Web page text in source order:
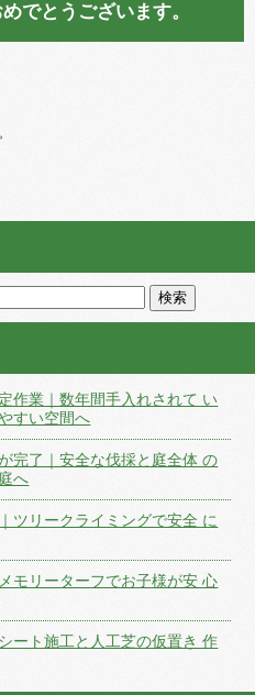
でとうございます。
作業｜数年間手入れされて い
すい空間へ
完了｜安全な伐採と庭全体 の
へ
ツリークライミングで安全 に
モリーターフでお子様が安 心
ート施工と人工芝の仮置き 作